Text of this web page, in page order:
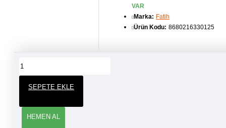
VAR
Marka: Fatih
Ürün Kodu: 8680216330125
SEPETE EKLE
HEMEN AL
ÜRÜN YORUMLARI